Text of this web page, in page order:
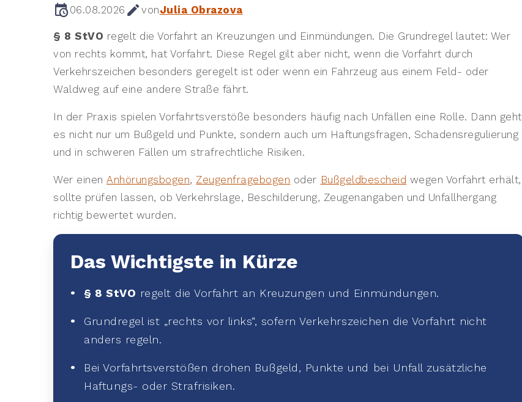
06.08.2026 vonJulia Obrazova
§ 8 StVO regelt die Vorfahrt an Kreuzungen und Einmündungen. Die Grundregel lautet: Wer
von rechts kommt, hat Vorfahrt. Diese Regel gilt aber nicht, wenn die Vorfahrt durch
Verkehrszeichen besonders geregelt ist oder wenn ein Fahrzeug aus einem Feld- oder
Waldweg auf eine andere Straße fährt.
In der Praxis spielen Vorfahrtsverstöße besonders häufig nach Unfällen eine Rolle. Dann geht
es nicht nur um Bußgeld und Punkte, sondern auch um Haftungsfragen, Schadensregulierung
und in schweren Fällen um strafrechtliche Risiken.
Wer einenAnhörungsbogen, Zeugenfragebogen oder Bußgeldbescheid wegen Vorfahrt erhält,
sollte prüfen lassen, ob Verkehrslage, Beschilderung, Zeugenangaben und Unfallhergang
richtig bewertet wurden.
Das Wichtigste in Kürze
§ 8 StVO regelt die Vorfahrt an Kreuzungen und Einmündungen.
Grundregel ist „rechts vor links“, sofern Verkehrszeichen die Vorfahrt nicht
anders regeln.
Bei Vorfahrtsverstößen drohen Bußgeld, Punkte und bei Unfall zusätzliche
Haftungs- oder Strafrisiken.